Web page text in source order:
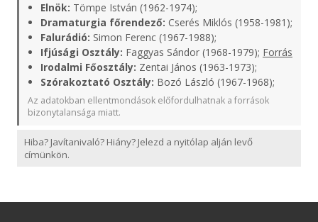
Elnök: Tömpe István (1962-1974);
Dramaturgia főrendező: Cserés Miklós (1958-1981);
Falurádió: Simon Ferenc (1967-1988);
Ifjúsági Osztály: Faggyas Sándor (1968-1979); Forrás
Irodalmi Főosztály: Zentai János (1963-1973);
Szórakoztató Osztály: Bozó László (1967-1968);
Az adatokban ellentmondások előfordulhatnak a források
bizonytalansága miatt.
Hiba? Javítanivaló? Hiány? Jelezd a nyitólap alján levő
címünkön.